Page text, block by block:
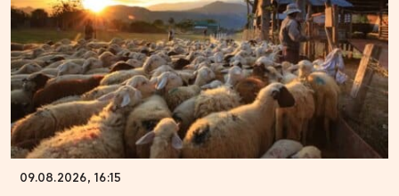
09.08.2026, 16:15